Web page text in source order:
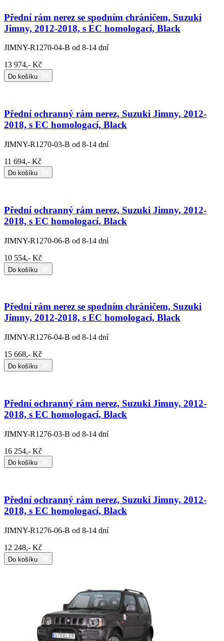
Přední rám nerez se spodním chráničem, Suzuki
Jimny, 2012-2018, s EC homologací, Black
JIMNY-R1270-04-B od 8-14 dní
13 974,- Kč
Do košíku
Přední ochranný rám nerez, Suzuki Jimny, 2012-
2018, s EC homologací, Black
JIMNY-R1270-03-B od 8-14 dní
11 694,- Kč
Do košíku
Přední ochranný rám nerez, Suzuki Jimny, 2012-
2018, s EC homologací, Black
JIMNY-R1270-06-B od 8-14 dní
10 554,- Kč
Do košíku
Přední rám nerez se spodním chráničem, Suzuki
Jimny, 2012-2018, s EC homologací, Black
JIMNY-R1276-04-B od 8-14 dní
15 668,- Kč
Do košíku
Přední ochranný rám nerez, Suzuki Jimny, 2012-
2018, s EC homologací, Black
JIMNY-R1276-03-B od 8-14 dní
16 254,- Kč
Do košíku
Přední ochranný rám nerez, Suzuki Jimny, 2012-
2018, s EC homologací, Black
JIMNY-R1276-06-B od 8-14 dní
12 248,- Kč
Do košíku